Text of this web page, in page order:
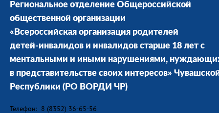
Региональное отделение Общероссийской
общественной организации
«Всероссийская организация родителей
детей-инвалидов и инвалидов старше 18 лет с
ментальными и иными нарушениями,
в представительстве своих интересов»
Республики (РО ВОРДИ ЧР)
Телефон: 8 (8352) 36-65-56